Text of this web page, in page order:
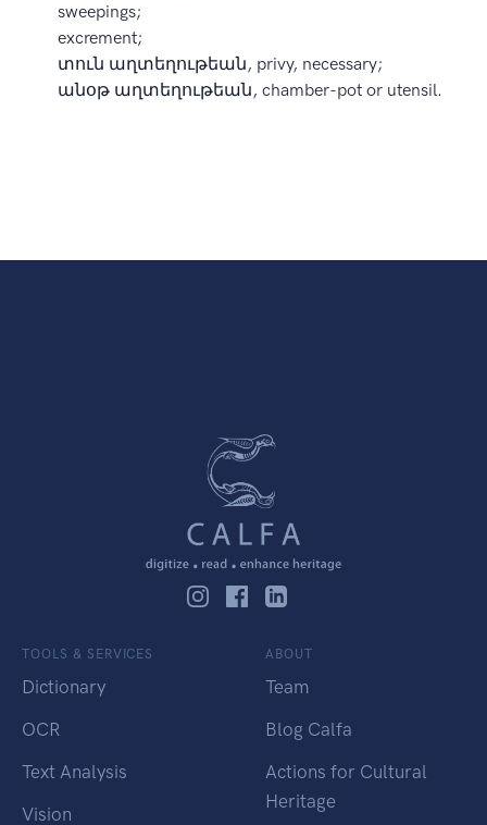
sweepings;
excrement;
տուն աղտեղութեան, privy, necessary;
անօթ աղտեղութեան, chamber-pot or utensil.
TOOLS & SERVICES
Dictionary
OCR
Text Analysis
Vision
ABOUT
Team
Blog Calfa
Actions for Cultural
Heritage